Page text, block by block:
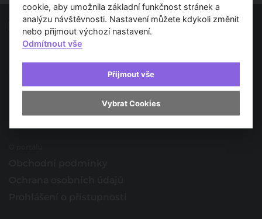
Spojujeme svět architektury
Provozovatel
cookie, aby umožnila základní funkčnost stránek a
analýzu návštěvnosti. Nastavení můžete kdykoli změnit
nebo přijmout výchozí nastavení.
Odmítnout vše
Přijmout vše
Vybrat Cookies